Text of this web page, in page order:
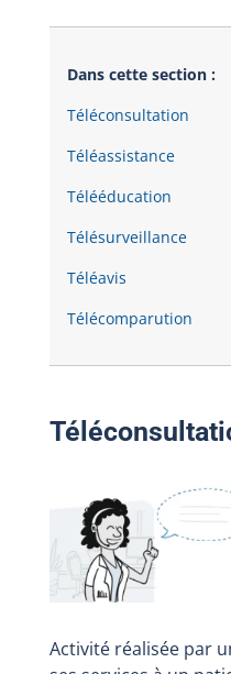
Dans cette section :
Téléconsultation
Téléassistance
Télééducation
Télésurveillance
Téléavis
Télécomparution
Activité réalisée par